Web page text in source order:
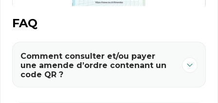
FAQ
Comment consulter et/ou payer
une amende d’ordre contenant un
code QR ?